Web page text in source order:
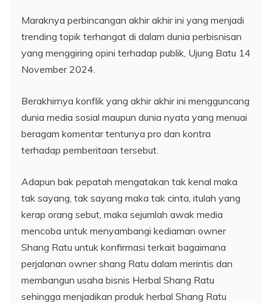
Maraknya perbincangan akhir akhir ini yang menjadi
trending topik terhangat di dalam dunia perbisnisan
yang menggiring opini terhadap publik, Ujung Batu 14
November 2024.
Berakhirnya konflik yang akhir akhir ini mengguncang
dunia media sosial maupun dunia nyata yang menuai
beragam komentar tentunya pro dan kontra
terhadap pemberitaan tersebut.
Adapun bak pepatah mengatakan tak kenal maka
tak sayang, tak sayang maka tak cinta, itulah yang
kerap orang sebut, maka sejumlah awak media
mencoba untuk menyambangi kediaman owner
Shang Ratu untuk konfirmasi terkait bagaimana
perjalanan owner shang Ratu dalam merintis dan
membangun usaha bisnis Herbal Shang Ratu
sehingga menjadikan produk herbal Shang Ratu